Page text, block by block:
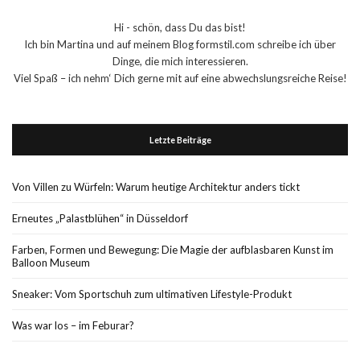
Hi - schön, dass Du das bist!
Ich bin Martina und auf meinem Blog formstil.com schreibe ich über
Dinge, die mich interessieren.
Viel Spaß – ich nehm‘ Dich gerne mit auf eine abwechslungsreiche Reise!
Letzte Beiträge
Von Villen zu Würfeln: Warum heutige Architektur anders tickt
Erneutes „Palastblühen“ in Düsseldorf
Farben, Formen und Bewegung: Die Magie der aufblasbaren Kunst im
Balloon Museum
Sneaker: Vom Sportschuh zum ultimativen Lifestyle-Produkt
Was war los – im Feburar?